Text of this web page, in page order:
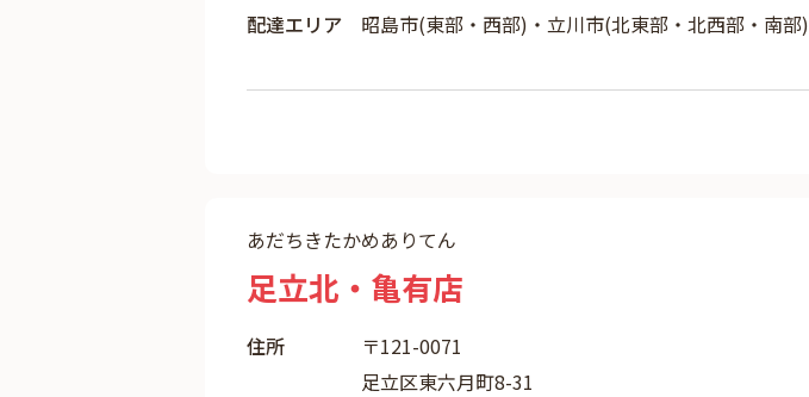
配達エリア
昭島市(東部・西部)・立川市(北東部・北西部・南部)
あだちきたかめありてん
足立北・亀有店
住所
〒121-0071
足立区東六月町8-31